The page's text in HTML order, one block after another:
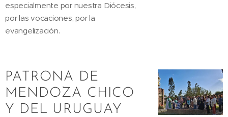
especialmente por nuestra Diócesis,
por las vocaciones, por la
evangelización.
PATRONA DE
MENDOZA CHICO
Y DEL URUGUAY